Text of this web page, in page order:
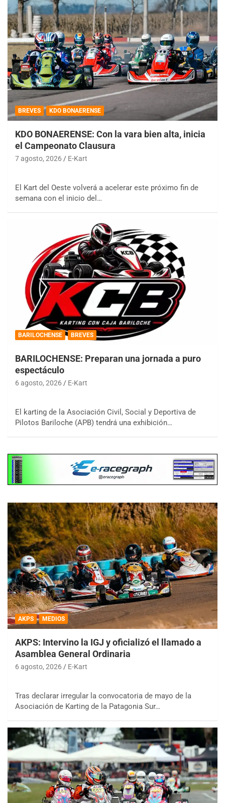
BREVES KDO BONAERENSE
KDO BONAERENSE: Con la vara bien alta, inicia
el Campeonato Clausura
7 agosto, 2026 E-Kart
El Kart del Oeste volverá a acelerar este próximo fin de
semana con el inicio del…
BARILOCHENSE BREVES
BARILOCHENSE: Preparan una jornada a puro
espectáculo
6 agosto, 2026 E-Kart
El karting de la Asociación Civil, Social y Deportiva de
Pilotos Bariloche (APB) tendrá una exhibición…
AKPS MEDIOS
AKPS: Intervino la IGJ y oficializó el llamado a
Asamblea General Ordinaria
6 agosto, 2026 E-Kart
Tras declarar irregular la convocatoria de mayo de la
Asociación de Karting de la Patagonia Sur…